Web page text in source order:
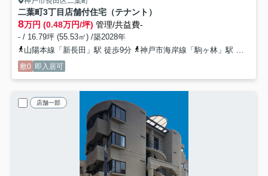
二葉町3丁目店舗付住宅（テナント）
8万円 (0.48万円/坪) 管理/共益費-
- / 16.79坪 (55.53㎡) /築2028年
山陽本線「新長田」駅 徒歩9分
神戸市海岸線「駒ヶ林」駅 徒歩6分
敷0 即入居可
店舗一部